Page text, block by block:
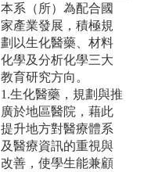
本系（所）為配合國
家產業發展，積極規
劃以生化醫藥、材料
化學及分析化學三大
教育研究方向。
1.生化醫藥，規劃與推
廣於地區醫院，藉此
提升地方對醫療體系
及醫療資訊的重視與
改善，使學生能兼顧